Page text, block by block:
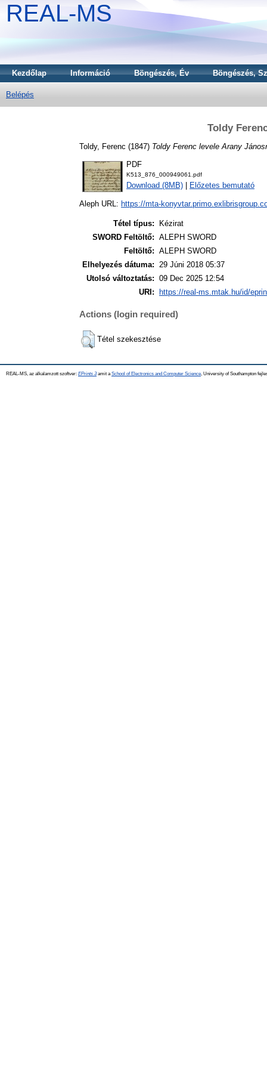
REAL-MS
Kezdőlap Információ Böngészés, Év Böngészés,
Belépés
Toldy
Toldy, Ferenc (1847) Toldy Ferenc levele Arany
PDF
K513_876_000949061.pdf
Download (8MB) Előzetes bemutató
Aleph URL: https://mta-
Tétel típus:
Kézirat
SWORD Feltöltő: ALEPH SWORD
Feltöltő: ALEPH SWORD
Elhelyezés dátuma: 29 Júni 2018 05:37
Utolsó változtatás: 09 Dec 2025 12:54
URI:
https://real-ms.mtak.hu/id/
Actions (login required)
Tétel szekesztése
REAL-MS, az alkalamzott szoftver: EPrints 3amit a School of Electronics and Computer Science , University of Southampton